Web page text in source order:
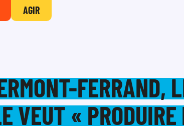
AGIR
FERRAND,
VEUT « PRODUIRE